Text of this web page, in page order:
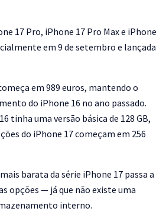
17 Pro, iPhone 17 Pro Max e iPhone
em 9 de setembro e lançada
em 989 euros, mantendo o
do iPhone 16 no ano passado.
tinha uma versão básica de 128 GB,
do iPhone 17 começam em 256
barata da série iPhone 17 passa a
opções — já que não existe uma
interno.